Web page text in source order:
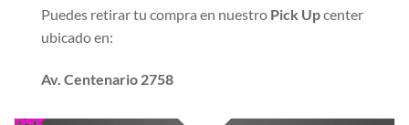
Puedes retirar tu compra en nuestro Pick Upcenter
ubicado en:
Av. Centenario 2758